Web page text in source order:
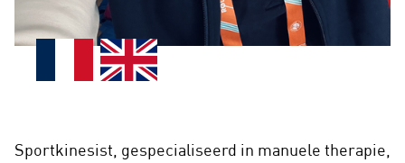
Sportkinesist, gespecialiseerd in manuele therapie,